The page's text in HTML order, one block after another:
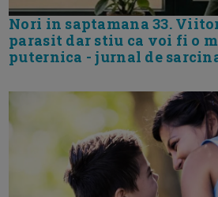
Nori in saptamana 33.
parasit dar stiu ca voi fi o
puternica - jurnal de